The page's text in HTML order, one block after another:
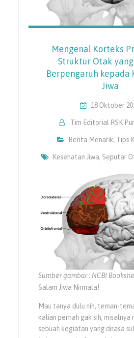
Mengenal Korteks
Struktur Otak
Berpengaruh kepada
Jiwa
18 Oktober
Tim Editorial RSK
Berita Menarik, Tips
Kesehatan Jiwa, Seputar
Sumber gambar : NCBI
Salam Jiwa Nirmala!
Mau tanya dulu nih, teman-
kalian pernah gak sih, misalnya
sebuah kegiatan yang dirasa